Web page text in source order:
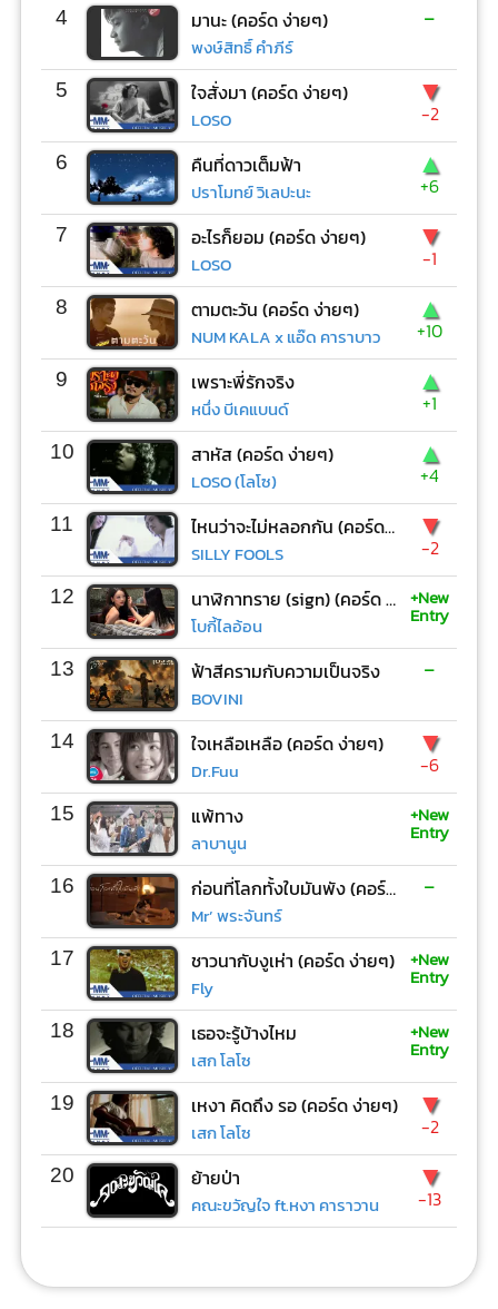
4 มานะ (คอร์ด ง่ายๆ)
พงษ์สิทธิ์ คำภีร์
-
5 ใจสั่งมา (คอร์ด ง่ายๆ)
LOSO
▼
-2
6 คืนที่ดาวเต็มฟ้า
ปราโมทย์ วิเลปะนะ
▲
+6
7 อะไรก็ยอม (คอร์ด ง่ายๆ)
LOSO
▼
-1
8 ตามตะวัน (คอร์ด ง่ายๆ)
NUM KALA x แอ๊ด คาราบาว
▲
+10
9 เพราะพี่รักจริง
หนึ่ง บีเคแบนด์
▲
+1
10 สาหัส (คอร์ด ง่ายๆ)
LOSO (โลโซ)
▲
+4
11 ไหนว่าจะไม่หลอกกัน (คอร์ด ง่ายๆ)
SILLY FOOLS
▼
-2
12 นาฬิกาทราย (sign) (คอร์ด ง่ายๆ)
โบกี้ไลอ้อน
+New
Entry
13 ฟ้าสีครามกับความเป็นจริง
BOVINI
-
14 ใจเหลือเหลือ (คอร์ด ง่ายๆ)
Dr.Fuu
▼
-6
15 แพ้ทาง
ลาบานูน
+New
Entry
16 ก่อนที่โลกทั้งใบมันพัง (คอร์ด ง่ายๆ)
Mr’ พระจันทร์
-
17 ชาวนากับงูเห่า (คอร์ด ง่ายๆ)
Fly
+New
Entry
18 เธอจะรู้บ้างไหม
เสก โลโซ
+New
Entry
19 เหงา คิดถึง รอ (คอร์ด ง่ายๆ)
เสก โลโซ
▼
-2
20 ย้ายป่า
คณะขวัญใจ ft.หงา คาราวาน
▼
-13